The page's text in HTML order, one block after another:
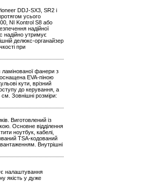
DDJ-SX3, SR2 і
усього
NI Kontrol S8 або
надійної
надійно утримує
делюкс-органайзер
при
фанери з
EVA-піною
кути, врізний
до керування, а
Зовнішні розміри:
Виготовлений із
Основне відділення
ноутбук, кабелі,
TSA-кодований
Внутрішні
налаштування
якість у дуже